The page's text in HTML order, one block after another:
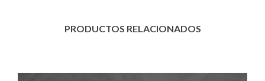
PRODUCTOS RELACIONADOS